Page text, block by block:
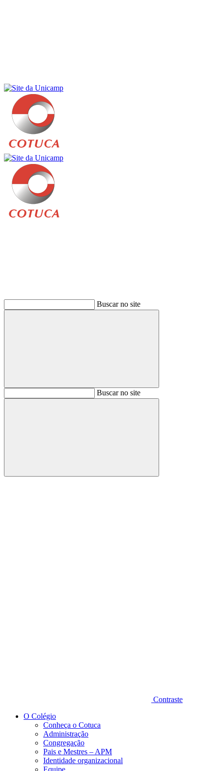
Buscar no site
BuscarBuscar no site
Buscar
Contraste
O Colégio
Conheça o Cotuca
Administração
Congregação
Pais e Mestres – APM
Identidade organizacional
Equipe